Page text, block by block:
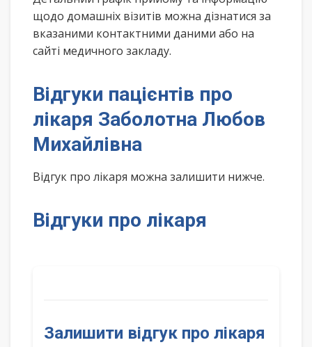
щодо домашніх візитів можна дізнатися за
вказаними контактними даними або на
сайті медичного закладу.
Відгуки пацієнтів про
лікаря Заболотна Любов
Михайлівна
Відгук про лікаря можна залишити нижче.
Відгуки про лікаря
Залишити відгук про лікаря